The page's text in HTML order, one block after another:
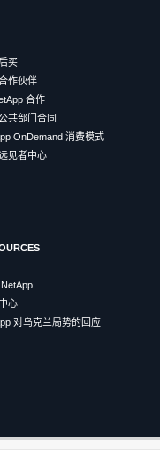
买
作伙伴
合作
共部门合同
OnDemand 消费模式
见者中心
心
对乌克兰局势的回应